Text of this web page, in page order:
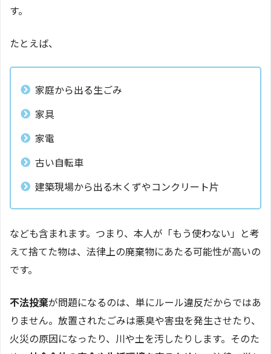
す。
たとえば、
家庭から出る生ごみ
家具
家電
古い自転車
建築現場から出る木くずやコンクリート片
なども含まれます。つまり、本人が「もう使わない」と考
えて捨てた物は、法律上の廃棄物にあたる可能性が高いの
です。
不法投棄が問題になるのは、単にルール違反だからではあ
りません。放置されたごみは悪臭や害虫を発生させたり、
火災の原因になったり、川や土を汚したりします。そのた